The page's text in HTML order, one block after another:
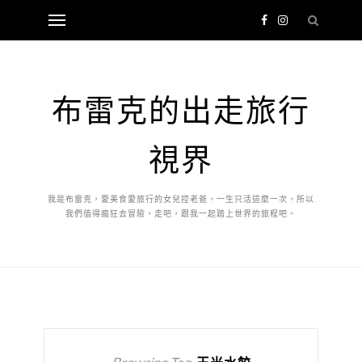
布雷克的出走旅行
視界
我是布雷克，愛美食愛旅行的女兒控老爸，一生只活這麼一次，所以
我們值得瘋狂去冒險，走吧，跟我一起踏上世界的旅程吧。